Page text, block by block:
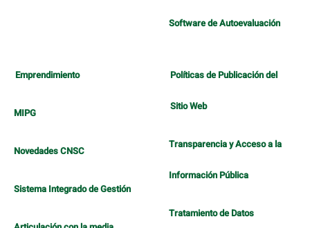
Software de Autoevaluación
Emprendimiento
MIPG
Novedades CNSC
Sistema Integrado de Gestión
Políticas de Publicación del
Sitio Web
Transparencia y Acceso a la
Información Pública
Tratamiento de Datos